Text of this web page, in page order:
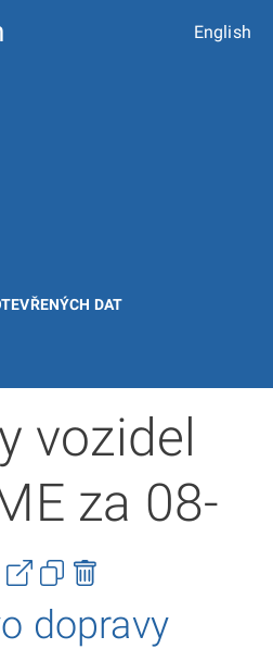
English
DAT
vozidel
za 08-
dopravy